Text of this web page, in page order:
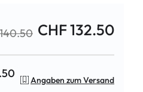
CHF 132.50
Angaben zum Versand